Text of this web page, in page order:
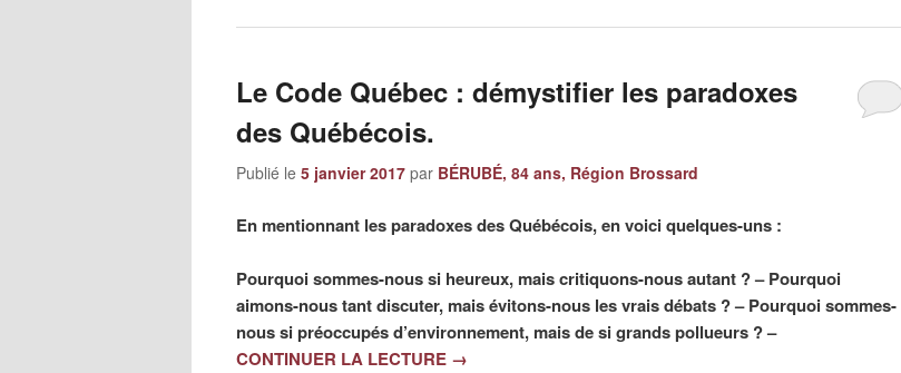
Le Code Québec : démystifier les paradoxes
des Québécois.
Publié le 5 janvier 2017 par BÉRUBÉ, 84 ans, Région Brossard
En mentionnant les paradoxes des Québécois, en voici quelques-uns :
Pourquoi sommes-nous si heureux, mais critiquons-nous autant ? – Pourquoi
aimons-nous tant discuter, mais évitons-nous les vrais débats ? – Pourquoi sommes-
nous si préoccupés d’environnement, mais de si grands pollueurs ? –
CONTINUER LA LECTURE →